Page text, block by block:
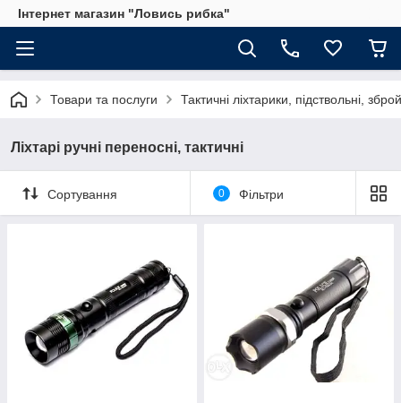
Інтернет магазин "Ловись рибка"
Товари та послуги Тактичні ліхтарики, підствольні,
Ліхтарі ручні переносні, тактичні
Сортування 0 Фільтри